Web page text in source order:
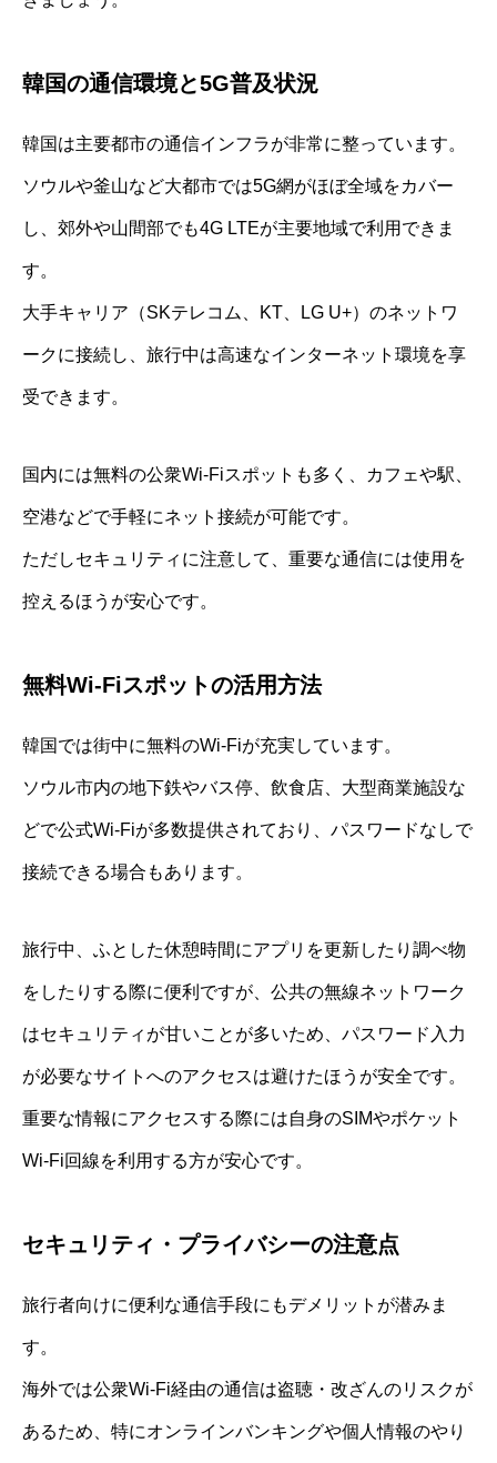
韓国の通信環境と5G普及状況
韓国は主要都市の通信インフラが非常に整っています。
ソウルや釜山など大都市では5G網がほぼ全域をカバー
し、郊外や山間部でも4G LTEが主要地域で利用できま
す。
大手キャリア（SKテレコム、KT、LG U+）のネットワ
ークに接続し、旅行中は高速なインターネット環境を享
受できます。
国内には無料の公衆Wi-Fiスポットも多く、カフェや駅、
空港などで手軽にネット接続が可能です。
ただしセキュリティに注意して、重要な通信には使用を
控えるほうが安心です。
無料Wi-Fiスポットの活用方法
韓国では街中に無料のWi-Fiが充実しています。
ソウル市内の地下鉄やバス停、飲食店、大型商業施設な
どで公式Wi-Fiが多数提供されており、パスワードなしで
接続できる場合もあります。
旅行中、ふとした休憩時間にアプリを更新したり調べ物
をしたりする際に便利ですが、公共の無線ネットワーク
はセキュリティが甘いことが多いため、パスワード入力
が必要なサイトへのアクセスは避けたほうが安全です。
重要な情報にアクセスする際には自身のSIMやポケット
Wi-Fi回線を利用する方が安心です。
セキュリティ・プライバシーの注意点
旅行者向けに便利な通信手段にもデメリットが潜みま
す。
海外では公衆Wi-Fi経由の通信は盗聴・改ざんのリスクが
あるため、特にオンラインバンキングや個人情報のやり